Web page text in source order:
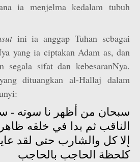
ia menjelma kedalam tubuh
ini ia anggap Tuhan sebagai
yang ia ciptakan Adam as, dan
segala sifat dan kebesaranNya.
dituangkan al-Hallaj dalam
سبحان من أظهر نا سوته -
الناقب ثم بدا في خلقه
إلا كل والشارب حتى لقد
كلحظة الحاجب بالحاجب